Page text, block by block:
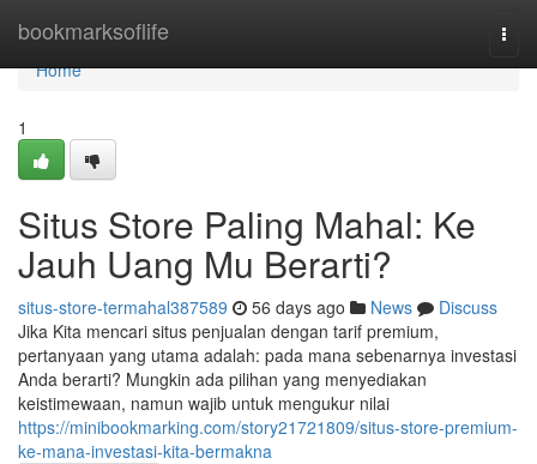
bookmarksoflife
Home
Home
1
Situs Store Paling Mahal: Ke
Jauh Uang Mu Berarti?
situs-store-termahal387589 56 days ago News
Discuss
Jika Kita mencari situs penjualan dengan tarif premium,
pertanyaan yang utama adalah: pada mana sebenarnya investasi
Anda berarti? Mungkin ada pilihan yang menyediakan
keistimewaan, namun wajib untuk mengukur nilai
https://minibookmarking.com/story21721809/situs-store-premium-
ke-mana-investasi-kita-bermakna